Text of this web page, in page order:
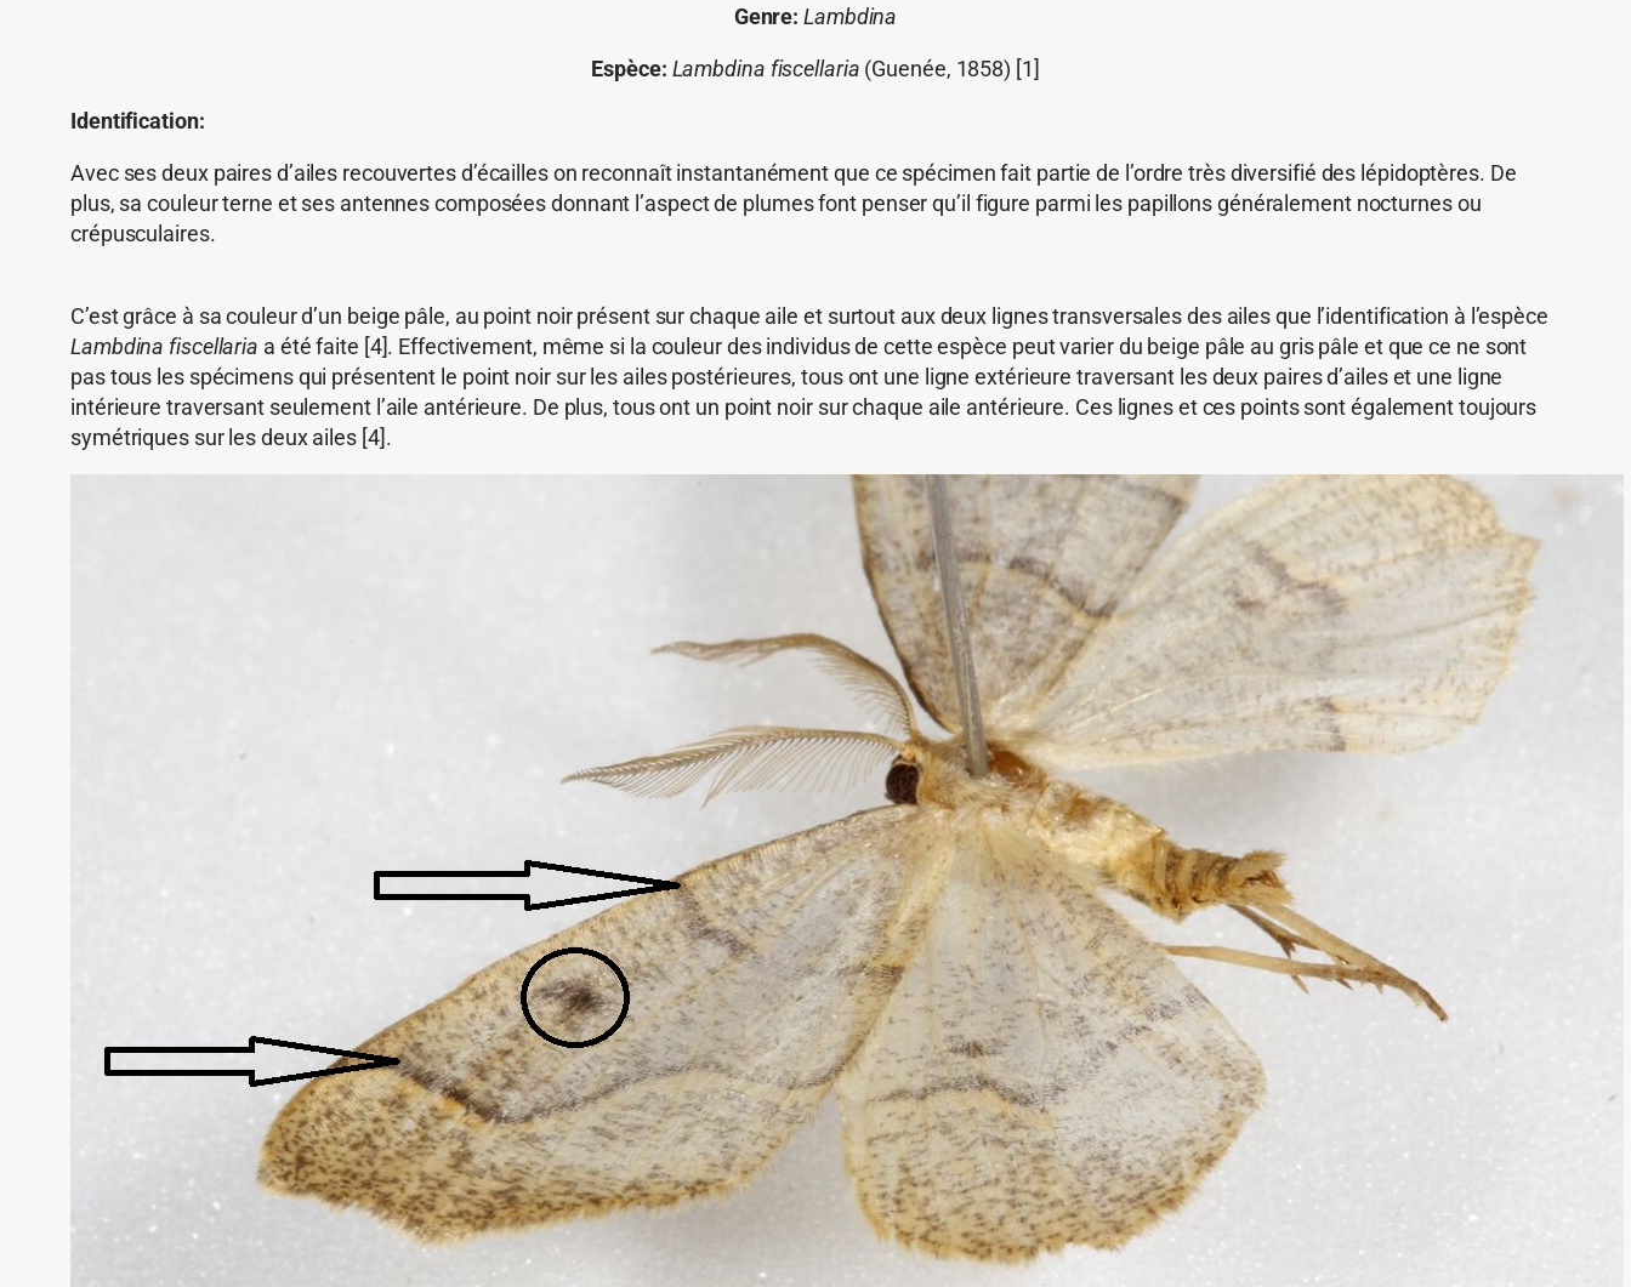
Genre: Lambdina
Espèce: Lambdina fiscellaria (Guenée, 1858) [1]
Identification:
Avec ses deux paires d’ailes recouvertes d’écailles on reconnaît instantanément que ce spécimen fait partie de l’ordre très diversifié des lépidoptères. De
plus, sa couleur terne et ses antennes composées donnant l’aspect de plumes font penser qu’il figure parmi les papillons généralement nocturnes ou
crépusculaires.
C’est grâce à sa couleur d’un beige pâle, au point noir présent sur chaque aile et surtout aux deux lignes transversales des ailes que l’identification à l’espèce
Lambdina fiscellaria a été faite [4]. Effectivement, même si la couleur des individus de cette espèce peut varier du beige pâle au gris pâle et que ce ne sont
pas tous les spécimens qui présentent le point noir sur les ailes postérieures, tous ont une ligne extérieure traversant les deux paires d’ailes et une ligne
intérieure traversant seulement l’aile antérieure. De plus, tous ont un point noir sur chaque aile antérieure. Ces lignes et ces points sont également toujours
symétriques sur les deux ailes [4].